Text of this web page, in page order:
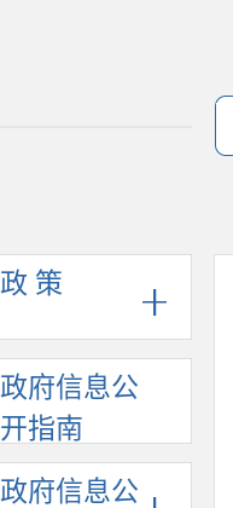
政 策
政府信息公
开指南
政府信息公